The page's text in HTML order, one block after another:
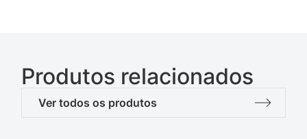
Produtos relacionados
Ver todos os produtos